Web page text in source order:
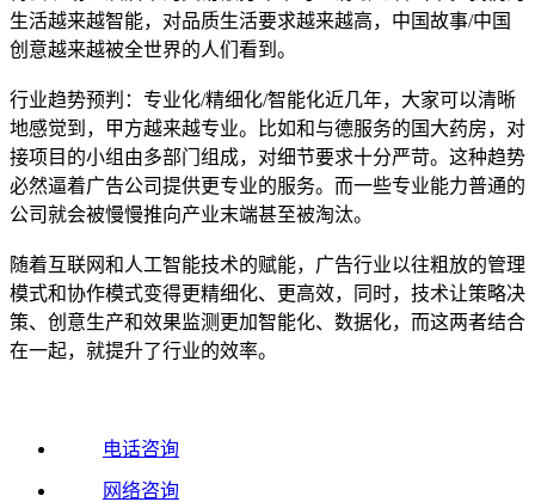
生活越来越智能，对品质生活要求越来越高，中国故事/中国
创意越来越被全世界的人们看到。
行业趋势预判：专业化/精细化/智能化近几年，大家可以清晰
地感觉到，甲方越来越专业。比如和与德服务的国大药房，对
接项目的小组由多部门组成，对细节要求十分严苛。这种趋势
必然逼着广告公司提供更专业的服务。而一些专业能力普通的
公司就会被慢慢推向产业末端甚至被淘汰。
随着互联网和人工智能技术的赋能，广告行业以往粗放的管理
模式和协作模式变得更精细化、更高效，同时，技术让策略决
策、创意生产和效果监测更加智能化、数据化，而这两者结合
在一起，就提升了行业的效率。
电话咨询
网络咨询